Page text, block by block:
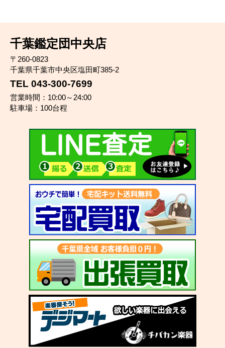
千葉鑑定団中央店
〒260-0823
千葉県千葉市中央区塩田町385-2
TEL 043-300-7699
営業時間：10:00～24:00
駐車場：100台程